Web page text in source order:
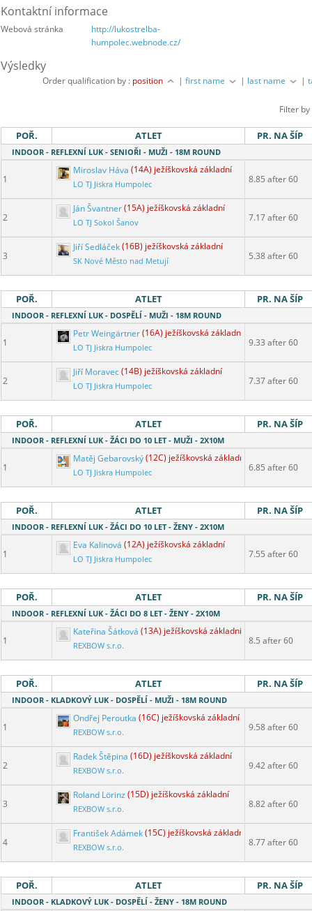
Kontaktní informace
Webová stránka
http://lukostrelba-
humpolec.webnode.cz/
Výsledky
Order qualification by : position |first name | last name |
Filter
POŘ. ATLET PR. NA ŠÍP
INDOOR - REFLEXNÍ LUK - SENIOŘI - MUŽI - 18M ROUND
1
Miroslav Háva (14A) ježíškovská základní
LO TJ Jiskra Humpolec 8.85 after 60
2
Ján Švantner(15A) ježíškovská základní
LO TJ Sokol Šanov 7.17 after 60
3
Jiří Sedláček(16B) ježíškovská základní
SK Nové Město nad Metují 5.38 after 60
POŘ. ATLET PR. NA ŠÍP
INDOOR - REFLEXNÍ LUK - DOSPĚLÍ - MUŽI - 18M ROUND
1
Petr Weingärtner(16A) ježíškovská základní
LO TJ Jiskra Humpolec 9.33 after 60
2
Jiří Moravec(14B) ježíškovská základní
LO TJ Jiskra Humpolec 7.37 after 60
POŘ. ATLET PR. NA ŠÍP
INDOOR - REFLEXNÍ LUK - ŽÁCI DO 10 LET - MUŽI - 2X10M
1
Matěj Gebarovský(12C) ježíškovská základní
LO TJ Jiskra Humpolec 6.85 after 60
POŘ. ATLET PR. NA ŠÍP
INDOOR - REFLEXNÍ LUK - ŽÁCI DO 10 LET - ŽENY - 2X10M
1
Eva Kalinová (12A) ježíškovská základní
LO TJ Jiskra Humpolec 7.55 after 60
POŘ. ATLET PR. NA ŠÍP
INDOOR - REFLEXNÍ LUK - ŽÁCI DO 8 LET - ŽENY - 2X10M
1
Kateřina Šátková (13A) ježíškovská základní
REXBOW s.r.o. 8.5 after 60
POŘ. ATLET PR. NA ŠÍP
INDOOR - KLADKOVÝ LUK - DOSPĚLÍ - MUŽI - 18M ROUND
1
Ondřej Peroutka (16C) ježíškovská základní
REXBOW s.r.o. 9.58 after 60
2
Radek Štěpina (16D) ježíškovská základní
REXBOW s.r.o. 9.42 after 60
3
Roland Lörinz (15D) ježíškovská základní
REXBOW s.r.o. 8.82 after 60
4
František Adámek(15C) ježíškovská základní
REXBOW s.r.o. 8.77 after 60
POŘ. ATLET PR. NA ŠÍP
INDOOR - KLADKOVÝ LUK - DOSPĚLÍ - ŽENY - 18M ROUND